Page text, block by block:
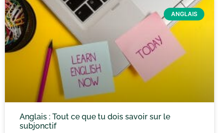
ANGLAIS
Anglais : Tout ce que tu dois savoir sur le
subjonctif